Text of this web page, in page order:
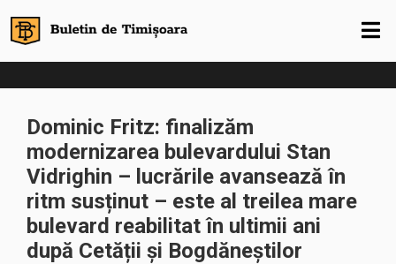
Dominic Fritz: finalizăm
modernizarea bulevardului Stan
Vidrighin – lucrările avansează în
ritm susținut – este al treilea mare
bulevard reabilitat în ultimii ani
după Cetății și Bogdăneștilor